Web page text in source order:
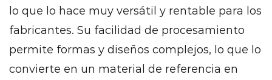
Industria
automotriz
Dispositivos
médicos
lo que lo hace muy versátil y rentable para los
fabricantes. Su facilidad de procesamiento
permite formas y diseños complejos, lo que lo
convierte en un material de referencia en